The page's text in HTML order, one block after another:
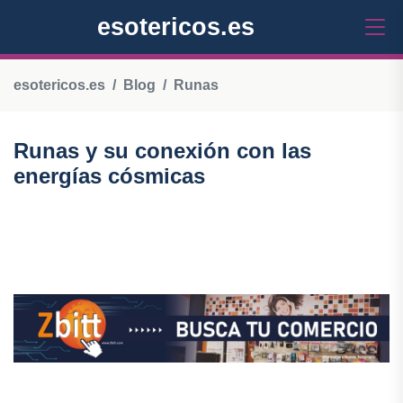
esotericos.es
esotericos.es Blog Runas
Runas y su conexión con las
energías cósmicas